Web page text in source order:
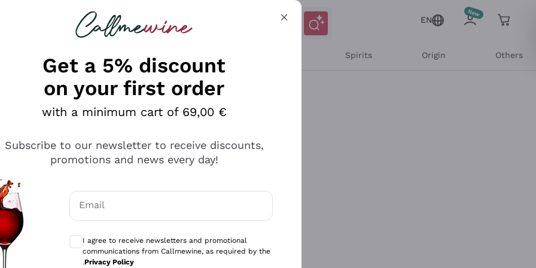
looking for
EN
Spirits Origin Others
Get a 5% discount
on your first order
with a minimum cart of 69,00 €
Subscribe to our newsletter to receive discounts,
promotions and news every day!
Email
I agree to receive newsletters and promotional
communications from Callmewine, as required by the
.Privacy Policy